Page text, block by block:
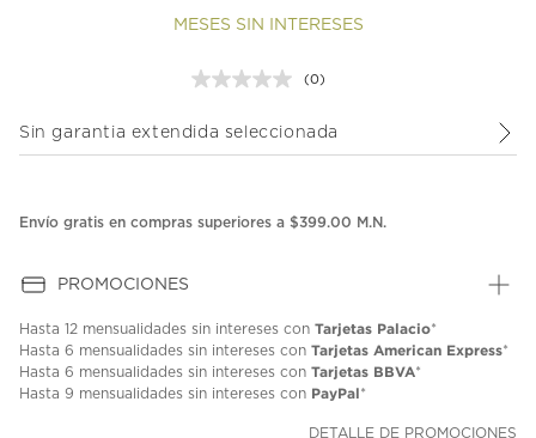
MESES SIN INTERESES
Sin
Enlace
(0)
Sin garantia extendida seleccionada
Envío gratis en compras superiores a $399.00 M.N.
PROMOCIONES
Hasta 12 mensualidades sin intereses con Tarjetas Palacio*
Hasta 6 mensualidades sin intereses con Tarjetas American Express*
Hasta 6 mensualidades sin intereses con Tarjetas BBVA*
Hasta 9 mensualidades sin intereses con PayPal*
DETALLE DE PROMOCIONES